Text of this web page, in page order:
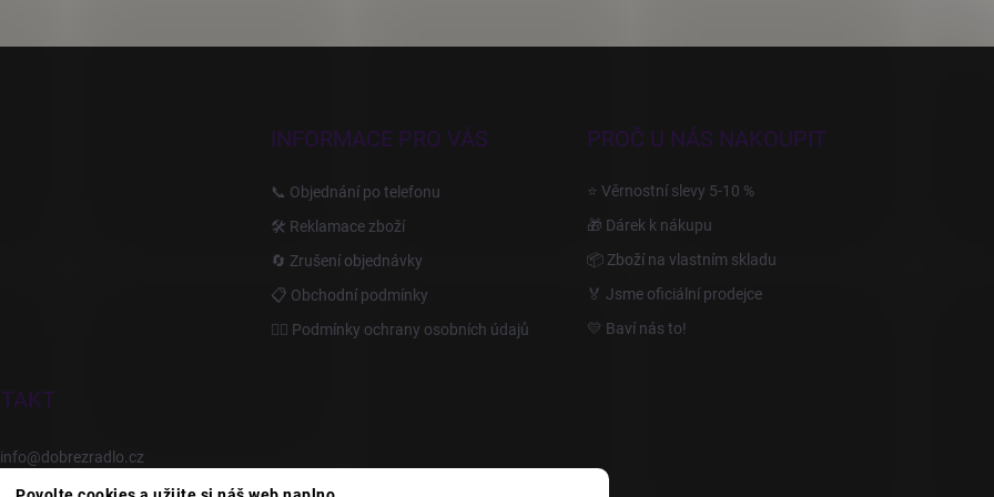
INFORMACE PRO VÁS
📞 Objednání po telefonu
🛠️ Reklamace zboží
🔄 Zrušení objednávky
📋 Obchodní podmínky
🙆‍♂️ Podmínky ochrany osobních údajů
PROČ U NÁS NAKOUPIT
⭐ Věrnostní slevy 5-10 %
🎁 Dárek k nákupu
📦 Zboží na vlastním skladu
🏅 Jsme oficiální prodejce
💛 Baví nás to!
info@dobrezradlo.cz